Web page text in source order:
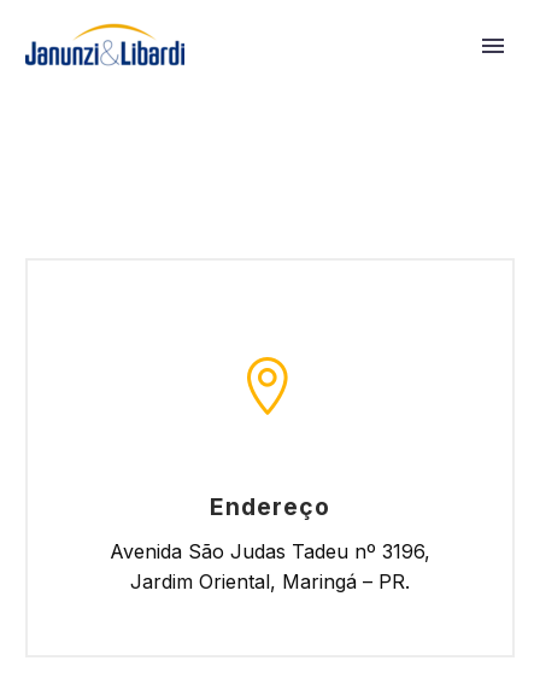


Endereço
Avenida São Judas Tadeu nº 3196,
Jardim Oriental, Maringá – PR.